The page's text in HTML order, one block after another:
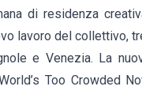
di residenza
lavoro del collettivo,
e Venezia. La
Too Crowded